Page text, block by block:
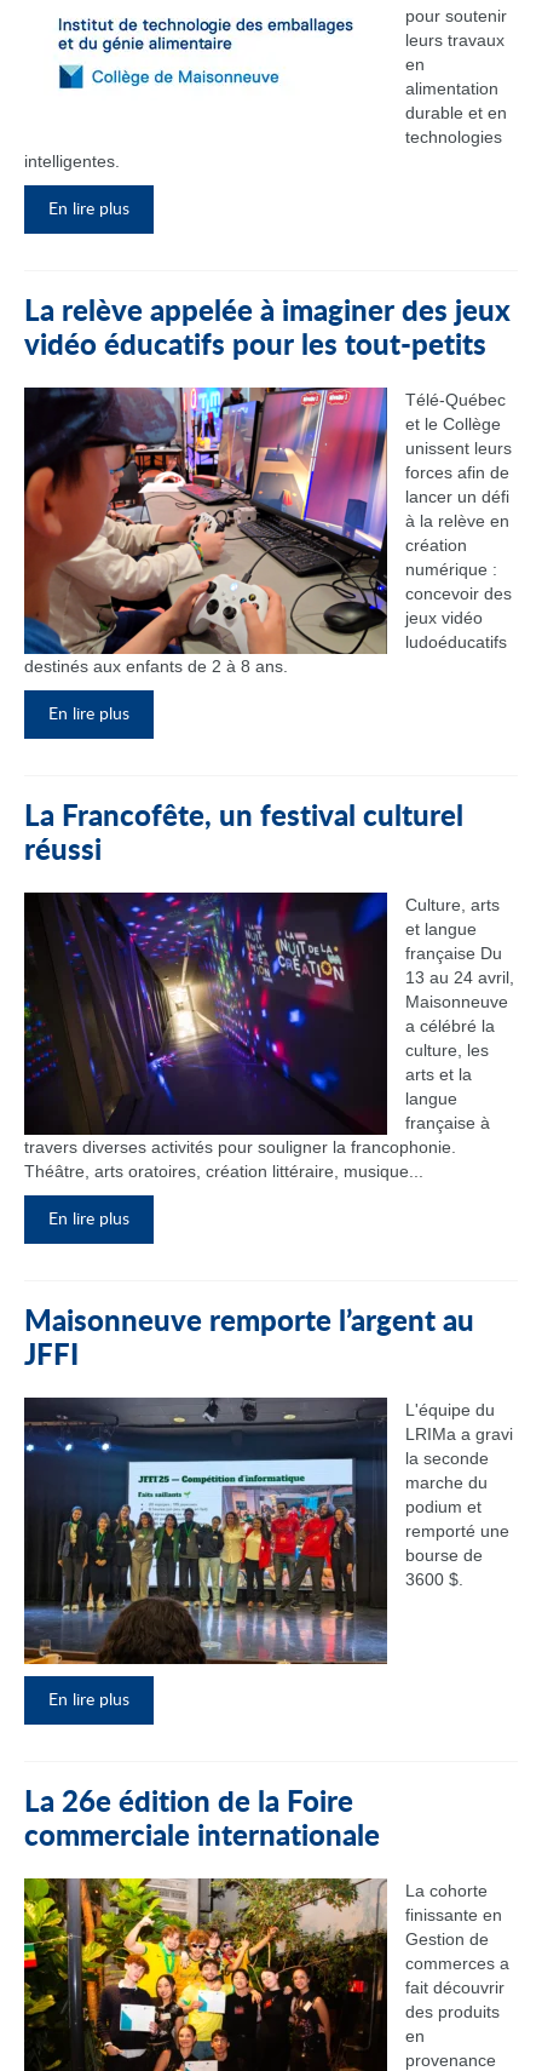
pour soutenir
leurs travaux
en
alimentation
durable et en
technologies
intelligentes.
En lire plus
La relève appelée à imaginer des jeux
vidéo éducatifs pour les tout-petits
Télé-Québec
et le Collège
unissent leurs
forces afin de
lancer un défi
à la relève en
création
numérique :
concevoir des
jeux vidéo
ludoéducatifs
destinés aux enfants de 2 à 8 ans.
En lire plus
La Francofête, un festival culturel
réussi
Culture, arts
et langue
française Du
13 au 24 avril,
Maisonneuve
a célébré la
culture, les
arts et la
langue
française à
travers diverses activités pour souligner la francophonie.
Théâtre, arts oratoires, création littéraire, musique...
En lire plus
Maisonneuve remporte l’argent au
JFFI
L'équipe du
LRIMa a gravi
la seconde
marche du
podium et
remporté une
bourse de
3600 $.
En lire plus
La 26e édition de la Foire
commerciale internationale
La cohorte
finissante en
Gestion de
commerces a
fait découvrir
des produits
en
provenance